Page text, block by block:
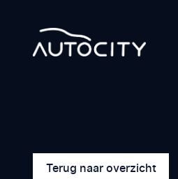
Terug naar overzicht